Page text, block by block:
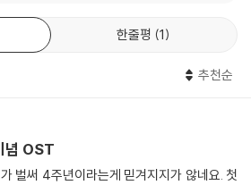
한줄평 1
추천순
념 OST
벌써 4주년이라는게 믿겨지지가 않네요. 첫